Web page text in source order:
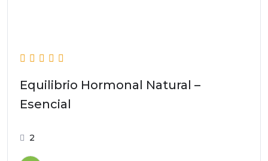
Equilibrio Hormonal Natural –
Esencial
2